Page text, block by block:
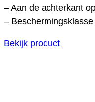
– Aan de achterkant
–
Bekijk product